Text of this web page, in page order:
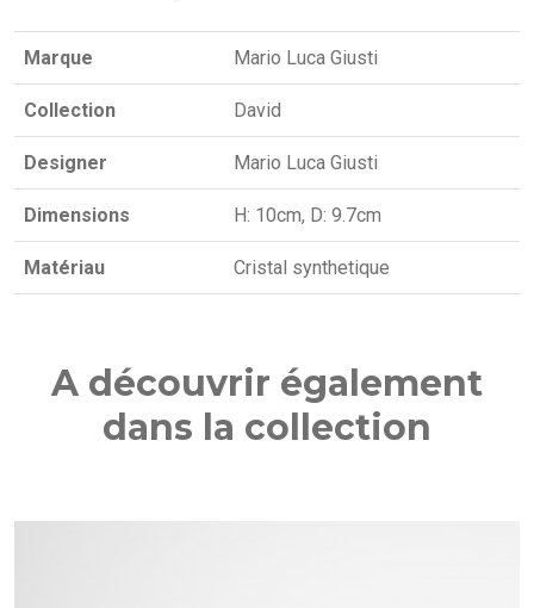
Marque Mario Luca Giusti
Collection David
Designer Mario Luca Giusti
Dimensions H: 10cm, D: 9.7cm
Matériau Cristal synthetique
A découvrir également
dans la collection